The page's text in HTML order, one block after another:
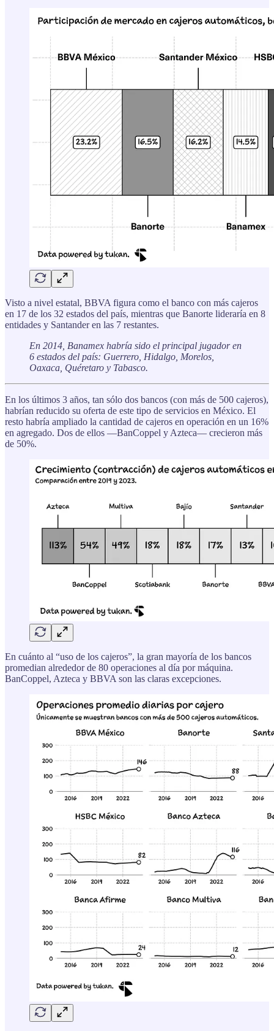
Visto a nivel estatal, BBVA figura como el banco con más cajeros
en 17 de los 32 estados del país, mientras que Banorte lideraría en 8
entidades y Santander en las 7 restantes.
En 2014, Banamex habría sido el principal jugador en
6 estados del país: Guerrero, Hidalgo, Morelos,
Oaxaca, Quéretaro y Tabasco.
En los últimos 3 años, tan sólo dos bancos (con más de 500 cajeros),
habrían reducido su oferta de este tipo de servicios en México. El
resto habría ampliado la cantidad de cajeros en operación en un 16%
en agregado. Dos de ellos —BanCoppel y Azteca— crecieron más
de 50%.
En cuánto al “uso de los cajeros”, la gran mayoría de los bancos
promedian alrededor de 80 operaciones al día por máquina.
BanCoppel, Azteca y BBVA son las claras excepciones.